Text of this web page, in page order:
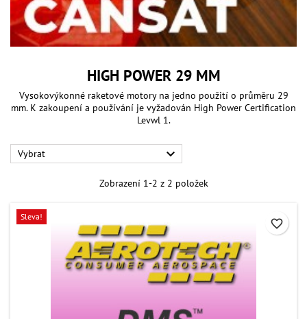
HIGH POWER 29 MM
Vysokovýkonné raketové motory na jedno použití o průměru 29
mm. K zakoupení a používání je vyžadován High Power Certification
Levwl 1.
Vybrat 
Zobrazení 1-2 z 2 položek
Sleva!
favorite_border